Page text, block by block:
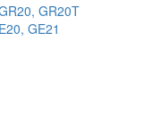
GR20T
GE21